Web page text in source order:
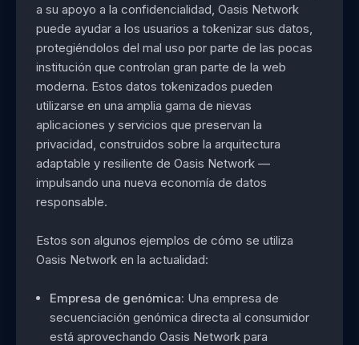
a su apoyo a la confidencialidad, Oasis Network
puede ayudar a los usuarios a tokenizar sus datos,
protegiéndolos del mal uso por parte de las pocas
institución que controlan gran parte de la web
moderna. Estos datos tokenizados pueden
utilizarse en una amplia gama de nievas
aplicaciones y servicios que preservan la
privacidad, construidos sobre la arquitectura
adaptable y resiliente de Oasis Network —
impulsando una nueva economía de datos
responsable.
Estos son algunos ejemplos de cómo se utiliza
Oasis Network en la actualidad:
Empresa de genómica: Una empresa de
secuenciación genómica directa al consumidor
está aprovechando Oasis Network para